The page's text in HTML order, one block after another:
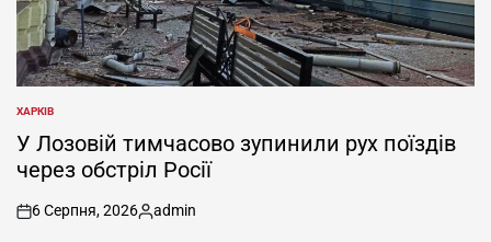
ОПУБЛІКУВАТИ
У
ХАРКІВ
У Лозовій тимчасово зупинили рух поїздів
через обстріл Росії
on
6 Серпня, 2026
Опубліковано
admin